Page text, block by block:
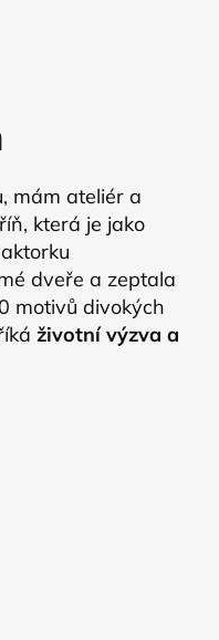
mám ateliér a
která je jako
dveře a zeptala
motivů divokých
životní výzva a